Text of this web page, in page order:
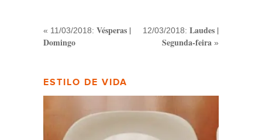
« 11/03/2018: Vésperas |
Domingo
12/03/2018: Laudes |
Segunda-feira »
ESTILO DE VIDA